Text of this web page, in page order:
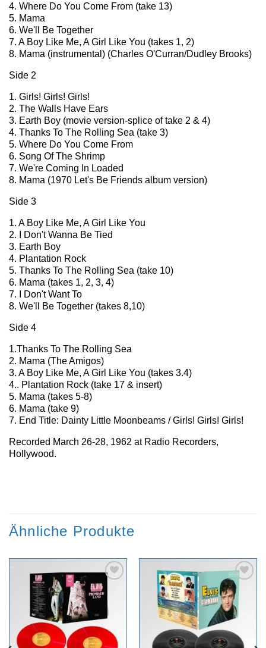
4. Where Do You Come From (take 13)
5. Mama
6. We'll Be Together
7. A Boy Like Me, A Girl Like You (takes 1, 2)
8. Mama (instrumental) (Charles O'Curran/Dudley Brooks)
Side 2
1. Girls! Girls! Girls!
2. The Walls Have Ears
3. Earth Boy (movie version-splice of take 2 & 4)
4. Thanks To The Rolling Sea (take 3)
5. Where Do You Come From
6. Song Of The Shrimp
7. We're Coming In Loaded
8. Mama (1970 Let's Be Friends album version)
Side 3
1. A Boy Like Me, A Girl Like You
2. I Don't Wanna Be Tied
3. Earth Boy
4. Plantation Rock
5. Thanks To The Rolling Sea (take 10)
6. Mama (takes 1, 2, 3, 4)
7. I Don't Want To
8. We'll Be Together (takes 8,10)
Side 4
1.Thanks To The Rolling Sea
2. Mama (The Amigos)
3. A Boy Like Me, A Girl Like You (takes 3.4)
4.. Plantation Rock (take 17 & insert)
5. Mama (takes 5-8)
6. Mama (take 9)
7. End Title: Dainty Little Moonbeams / Girls! Girls! Girls!
Recorded March 26-28, 1962 at Radio Recorders,
Hollywood.
Ähnliche Produkte
Zur
Wunschliste
hinzufügen
Zur
Wunschliste
hinzufügen